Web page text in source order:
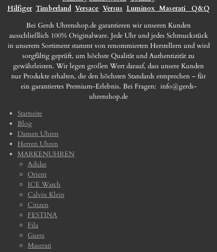
Hilfiger Timberland Versace Versus Luminox Maserati
Q&Q
Bei Gerds Uhrenshop.de garantieren wir unseren Kunden
ausschließlich 100% Originalware. Jede Uhr und jedes Schmuckstück
in unserem Sortiment stammt von renommierten Herstellern und wird
sorgfältig geprüft, um höchste Qualität und Authentizität zu
gewährleisten. Wir legen großen Wert darauf, dass unsere Kunden
nur Produkte erhalten, die den höchsten Standards entsprechen – für
ein garantiertes Premium-Erlebnis. Bei Fragen: info@gerds-
uhrenshop.de
Startseite
Blog
Damen Uhren
Herren Uhren
MARKENUHREN
Adidas
Orient
ICE Watch
Calvin Klein
Citizen
FESTINA
Fila
Guess
Maserati